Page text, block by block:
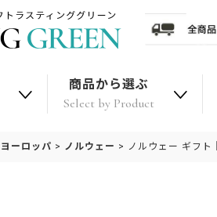
商品から選ぶ
Select by Product
ヨーロッパ > ノルウェー > ノルウェー ギフト